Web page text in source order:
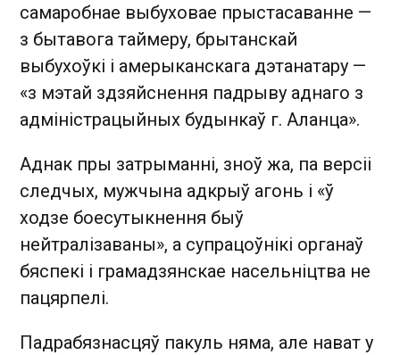
самаробнае выбуховае прыстасаванне —
з бытавога таймеру, брытанскай
выбухоўкі і амерыканскага дэтанатару —
«з мэтай здзяйснення падрыву аднаго з
адміністрацыйных будынкаў г. Аланца».
Аднак пры затрыманні, зноў жа, па версіі
следчых, мужчына адкрыў агонь і «ў
ходзе боесутыкнення быў
нейтралізаваны», а супрацоўнікі органаў
бяспекі і грамадзянскае насельніцтва не
пацярпелі.
Падрабязнасцяў пакуль няма, але нават у